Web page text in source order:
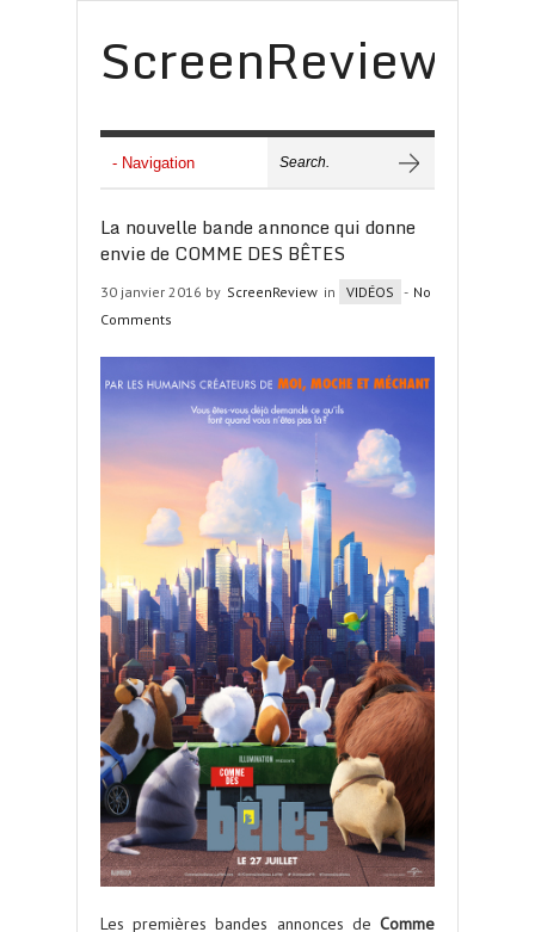
ScreenReview
La nouvelle bande annonce qui donne
envie de COMME DES BÊTES
30 janvier 2016 by ScreenReview in VIDÉOS - No
Comments
Les premières bandes annonces de Comme